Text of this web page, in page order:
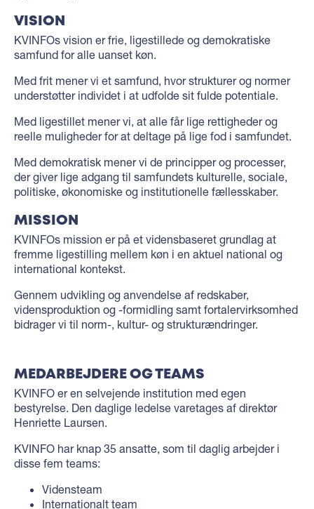
VISION
KVINFOs vision er frie, ligestillede og demokratiske
samfund for alle uanset køn.
Med frit mener vi et samfund, hvor strukturer og normer
understøtter individet i at udfolde sit fulde potentiale.
Med ligestillet mener vi, at alle får lige rettigheder og
reelle muligheder for at deltage på lige fod i samfundet.
Med demokratisk mener vi de principper og processer,
der giver lige adgang til samfundets kulturelle, sociale,
politiske, økonomiske og institutionelle fællesskaber.
MISSION
KVINFOs mission er på et vidensbaseret grundlag at
fremme ligestilling mellem køn i en aktuel national og
international kontekst.
Gennem udvikling og anvendelse af redskaber,
vidensproduktion og -formidling samt fortalervirksomhed
bidrager vi til norm-, kultur- og strukturændringer.
MEDARBEJDERE OG TEAMS
KVINFO er en selvejende institution med egen
bestyrelse. Den daglige ledelse varetages af direktør
Henriette Laursen.
KVINFO har knap 35 ansatte, som til daglig arbejder i
disse fem teams:
Vidensteam
Internationalt team